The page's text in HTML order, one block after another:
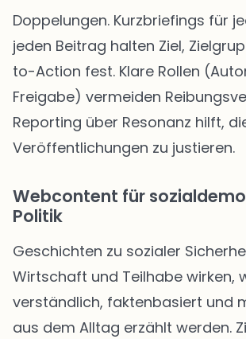
Doppelungen. Kurzbriefings für
jeden Beitrag halten Ziel,
to-Action fest. Klare Rollen
Freigabe) vermeiden
Reporting über Resonanz hilft,
Veröffentlichungen zu justieren.
Webcontent für
Politik
Geschichten zu sozialer
Wirtschaft und Teilhabe wirken,
verständlich, faktenbasiert und
aus dem Alltag erzählt werden.